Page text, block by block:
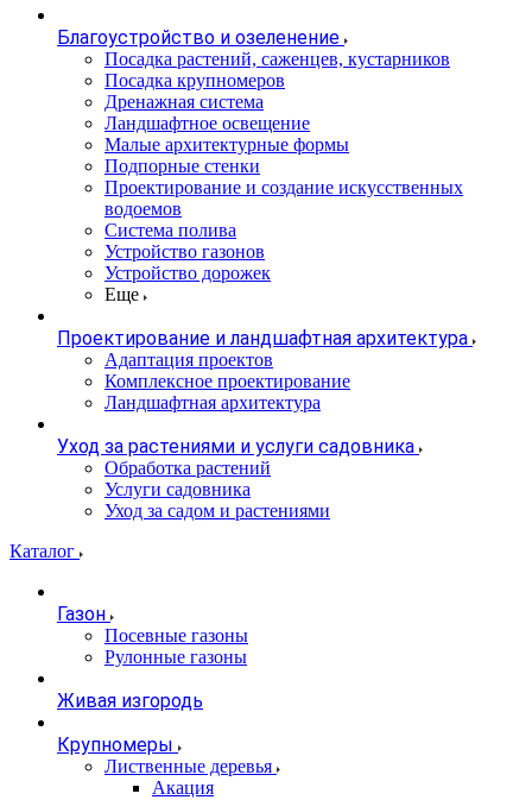
Благоустройство и озеленение
Посадка растений, саженцев, кустарников
Посадка крупномеров
Дренажная система
Ландшафтное освещение
Малые архитектурные формы
Подпорные стенки
Проектирование и создание искусственных
водоемов
Система полива
Устройство газонов
Устройство дорожек
Еще
Проектирование и ландшафтная архитектура
Адаптация проектов
Комплексное проектирование
Ландшафтная архитектура
Уход за растениями и услуги садовника
Обработка растений
Услуги садовника
Уход за садом и растениями
Каталог
Газон
Посевные газоны
Рулонные газоны
Живая изгородь
Крупномеры
Лиственные деревья
Акация